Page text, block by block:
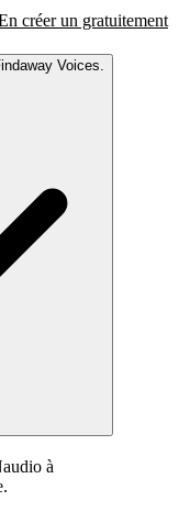
créer un gratuitement
Voices.
à